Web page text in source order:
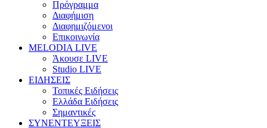
Πρόγραμμα
Διαφήμιση
Διαφημιζόμενοι
Επικοινωνία
MELODIA LIVE
Άκουσε LIVE
Studio LIVE
ΕΙΔΗΣΕΙΣ
Τοπικές Ειδήσεις
Ελλάδα Ειδήσεις
Σημαντικές
ΣΥΝΕΝΤΕΥΞΕΙΣ